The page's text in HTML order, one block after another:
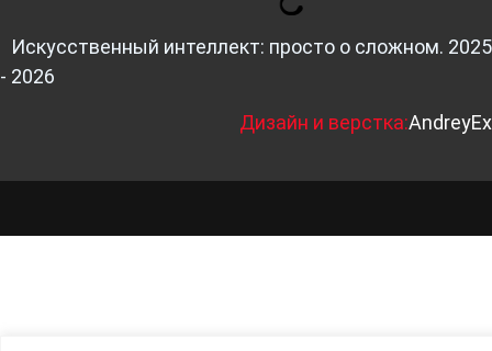
Искусственный интеллект: просто о сложном. 2025
- 2026
Дизайн и верстка:AndreyEx